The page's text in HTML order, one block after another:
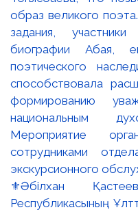
⚜️Әбілхан
Республикасының